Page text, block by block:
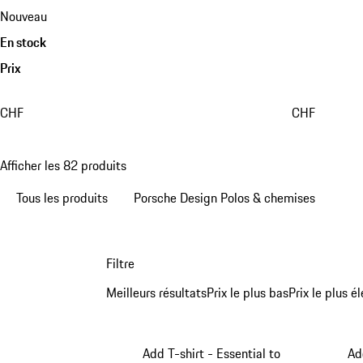
Nouveau
En stock
Prix
CHF CHF
Afficher les 82 produits
Tous les produits
Porsche Design Polos & chemises
Filtre
Meilleurs résultatsPrix le plus basPrix le plus
Add T-shirt - Essential to